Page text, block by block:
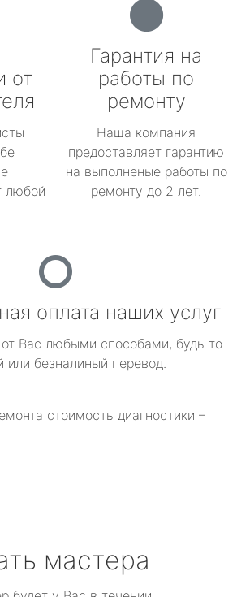
от
любой
Гарантия на
работы по
ремонту
Наша компания
предоставляет гарантию
на выполненые работы по
ремонту до 2 лет.
оплата наших услуг
Вас любыми способами, будь то
или безналиный перевод.
стоимость диагностики –
мастера